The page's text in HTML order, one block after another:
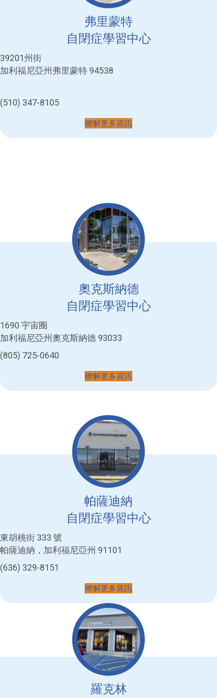
弗里蒙特
自閉症學習中心
39201州街
加利福尼亞州弗里蒙特 94538
(510) 347-8105
瞭解更多資訊
奧克斯納德
自閉症學習中心
1690 宇宙圈
加利福尼亞州奧克斯納德 93033
(805) 725-0640
瞭解更多資訊
帕薩迪納
自閉症學習中心
東胡桃街 333 號
帕薩迪納，加利福尼亞州 91101
(636) 329-8151
瞭解更多資訊
羅克林